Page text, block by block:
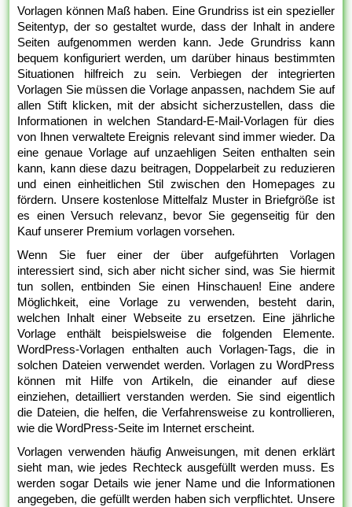
Vorlagen können Maß haben. Eine Grundriss ist ein spezieller
Seitentyp, der so gestaltet wurde, dass der Inhalt in andere
Seiten aufgenommen werden kann. Jede Grundriss kann
bequem konfiguriert werden, um darüber hinaus bestimmten
Situationen hilfreich zu sein. Verbiegen der integrierten
Vorlagen Sie müssen die Vorlage anpassen, nachdem Sie auf
allen Stift klicken, mit der absicht sicherzustellen, dass die
Informationen in welchen Standard-E-Mail-Vorlagen für dies
von Ihnen verwaltete Ereignis relevant sind immer wieder. Da
eine genaue Vorlage auf unzaehligen Seiten enthalten sein
kann, kann diese dazu beitragen, Doppelarbeit zu reduzieren
und einen einheitlichen Stil zwischen den Homepages zu
fördern. Unsere kostenlose Mittelfalz Muster in Briefgröße ist
es einen Versuch relevanz, bevor Sie gegenseitig für den
Kauf unserer Premium vorlagen vorsehen.
Wenn Sie fuer einer der über aufgeführten Vorlagen
interessiert sind, sich aber nicht sicher sind, was Sie hiermit
tun sollen, entbinden Sie einen Hinschauen! Eine andere
Möglichkeit, eine Vorlage zu verwenden, besteht darin,
welchen Inhalt einer Webseite zu ersetzen. Eine jährliche
Vorlage enthält beispielsweise die folgenden Elemente.
WordPress-Vorlagen enthalten auch Vorlagen-Tags, die in
solchen Dateien verwendet werden. Vorlagen zu WordPress
können mit Hilfe von Artikeln, die einander auf diese
einziehen, detailliert verstanden werden. Sie sind eigentlich
die Dateien, die helfen, die Verfahrensweise zu kontrollieren,
wie die WordPress-Seite im Internet erscheint.
Vorlagen verwenden häufig Anweisungen, mit denen erklärt
sieht man, wie jedes Rechteck ausgefüllt werden muss. Es
werden sogar Details wie jener Name und die Informationen
angegeben, die gefüllt werden haben sich verpflichtet. Unsere